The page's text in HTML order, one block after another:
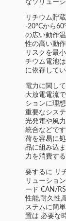
なソリュー
リチウム貯
-20°Cから
の広い動作
性の高い動
リスクを最
チウム電池
に依存して
電力に関し
大放電電流
ションに理
重要なシス
光発電や風
統合などで
荷を容易に
品に組み込
力を消費す
要するに リ
リューショ
ード CAN/
性能,耐久性,
ステムに簡
置は 必要な